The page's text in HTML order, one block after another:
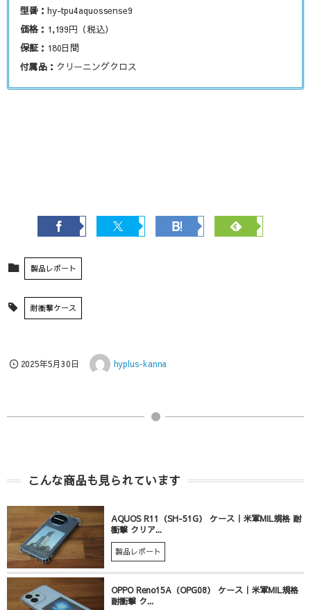
型番： hy-tpu4aquossense9
価格： 1,199円（税込）
保証： 180日間
付属品： クリーニングクロス
製品レポート
耐衝撃ケース
2025年5月30日 hyplus-kanna
こんな商品も見られています
AQUOS R11（SH-51G） ケース｜米軍MIL規格 耐
衝撃 クリア...
製品レポート
OPPO Reno15A（OPG08） ケース｜米軍MIL規格
耐衝撃 ク...